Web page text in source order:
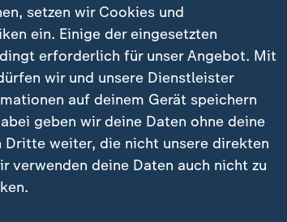
– 13,7 Millionen
tritt die SPD gegen eine erstarkte AfD
setzen wir Cookies und
ein. Einige der eingesetzten
erforderlich für unser Angebot. Mit
wir und unsere Dienstleister
auf deinem Gerät speichern
geben wir deine Daten ohne deine
Dritte weiter, die nicht unsere direkten
verwenden deine Daten auch nicht zu